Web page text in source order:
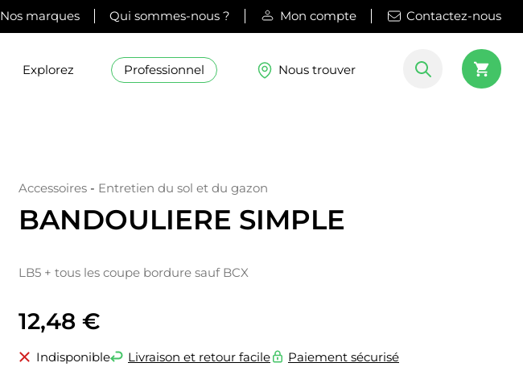
Nos marques Qui sommes-nous ? Mon compte Contactez-nous
Explorez Professionnel Nous trouver
Accessoires - Entretien du sol et du gazon
BANDOULIERE SIMPLE
LB5 + tous les coupe bordure sauf BCX
12,48 €
Indisponible Livraison et retour facile Paiement sécurisé